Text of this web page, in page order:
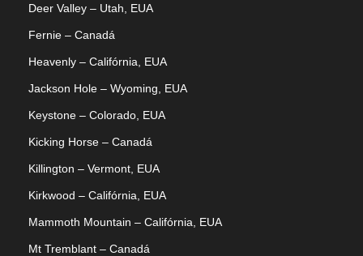
Deer Valley – Utah, EUA
Fernie – Canadá
Heavenly – Califórnia, EUA
Jackson Hole – Wyoming, EUA
Keystone – Colorado, EUA
Kicking Horse – Canadá
Killington – Vermont, EUA
Kirkwood – Califórnia, EUA
Mammoth Mountain – Califórnia, EUA
Mt Tremblant – Canadá